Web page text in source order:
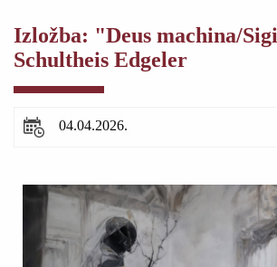
Izložba: "Deus machina/
Schultheis Edgeler
04.04.2026.